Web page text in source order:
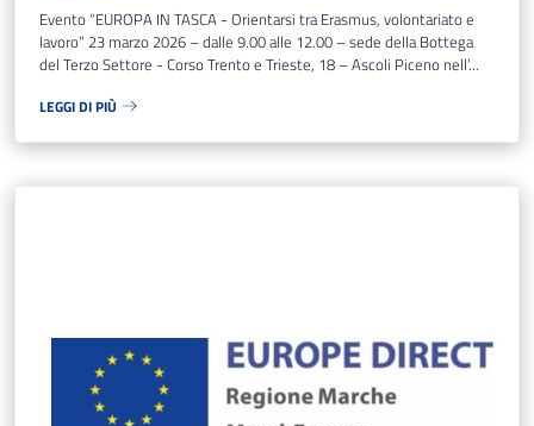
Evento “EUROPA IN TASCA - Orientarsi tra Erasmus, volontariato e
lavoro” 23 marzo 2026 – dalle 9.00 alle 12.00 – sede della Bottega
del Terzo Settore - Corso Trento e Trieste, 18 – Ascoli Piceno nell’...
LEGGI DI PIÙ